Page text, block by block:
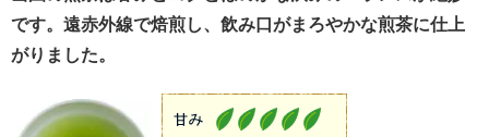
です。遠赤外線で焙煎し、飲み口がまろやかな煎茶に仕上
がりました。